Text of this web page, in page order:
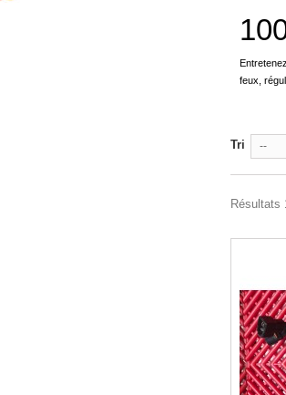
feux,
Tri --
Résultats